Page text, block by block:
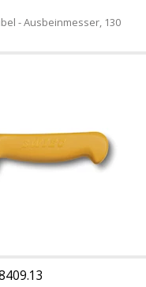
- Ausbeinmesser, 130